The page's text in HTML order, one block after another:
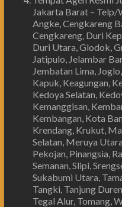
Jakarta Barat –
Angke, Cengkareng
Cengkareng, Duri
Duri Utara, Glodok,
Jatipulo, Jelambar
Jembatan Lima,
Kapuk, Keagungan,
Kedoya Selatan,
Kemanggisan,
Kembangan, Kota
Krendang, Krukut,
Selatan, Meruya
Pekojan, Pinangsia,
Semanan, Slipi,
Sukabumi Utara,
Tangki, Tanjung
Tegal Alur, Tomang,